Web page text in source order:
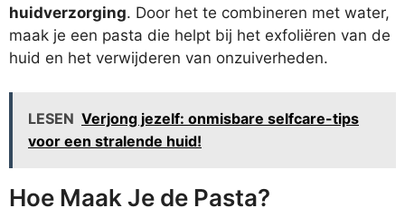
huidverzorging. Door het te combineren met water,
maak je een pasta die helpt bij het exfoliëren van de
huid en het verwijderen van onzuiverheden.
LESEN Verjong jezelf: onmisbare selfcare-tips
voor een stralende huid!
Hoe Maak Je de Pasta?